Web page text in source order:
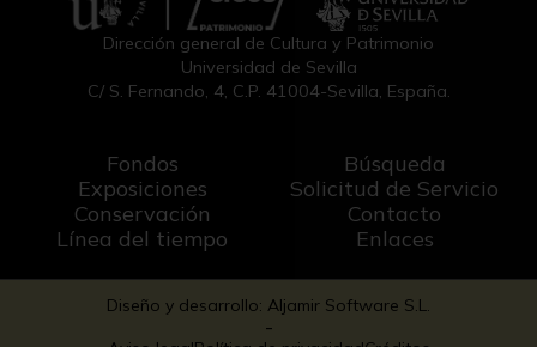
Dirección general de Cultura y Patrimonio
Universidad de Sevilla
C/ S. Fernando, 4, C.P. 41004-Sevilla, España.
Fondos
Exposiciones
Conservación
Línea del tiempo
Búsqueda
Solicitud de Servicio
Contacto
Enlaces
Diseño y desarrollo: Aljamir Software S.L.
-